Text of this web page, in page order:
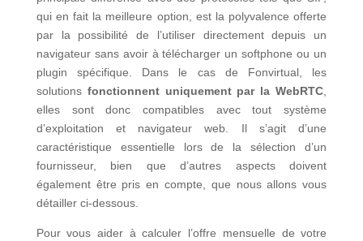
qui en fait la meilleure option, est la polyvalence offerte
par la possibilité de l’utiliser directement depuis un
navigateur sans avoir à télécharger un softphone ou un
plugin spécifique. Dans le cas de Fonvirtual, les
solutions fonctionnent uniquement par la WebRTC,
elles sont donc compatibles avec tout système
d’exploitation et navigateur web. Il s’agit d’une
caractéristique essentielle lors de la sélection d’un
fournisseur, bien que d’autres aspects doivent
également être pris en compte, que nous allons vous
détailler ci-dessous.
Pour vous aider à calculer l’offre mensuelle de votre